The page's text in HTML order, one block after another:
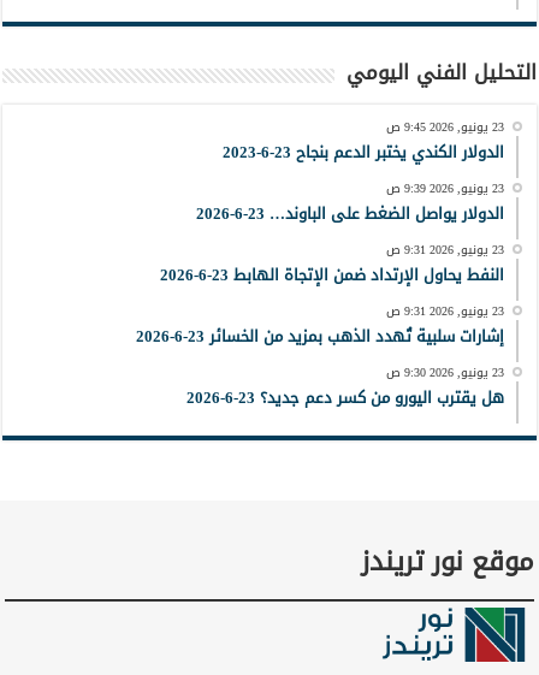
التحليل الفني اليومي
23 يونيو, 2026 9:45 ص
الدولار الكندي يختبر الدعم بنجاح 23-6-2023
23 يونيو, 2026 9:39 ص
الدولار يواصل الضغط على الباوند… 23-6-2026
23 يونيو, 2026 9:31 ص
النفط يحاول الإرتداد ضمن الإتجاة الهابط 23-6-2026
23 يونيو, 2026 9:31 ص
إشارات سلبية تُهدد الذهب بمزيد من الخسائر 23-6-2026
23 يونيو, 2026 9:30 ص
هل يقترب اليورو من كسر دعم جديد؟ 23-6-2026
موقع نور تريندز